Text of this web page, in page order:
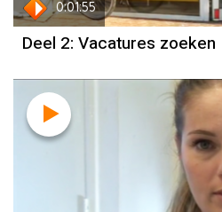
0:01:55
Deel 2: Vacatures zoeken